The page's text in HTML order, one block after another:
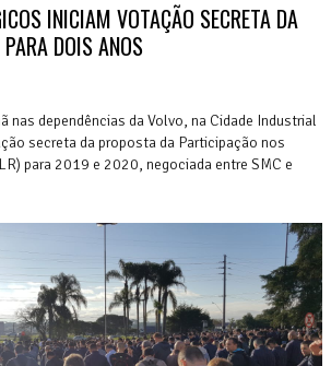
INICIAM VOTAÇÃO SECRETA DA
DOIS ANOS
nas dependências da Volvo, na Cidade Industrial
secreta da proposta da Participação nos
para 2019 e 2020, negociada entre SMC e